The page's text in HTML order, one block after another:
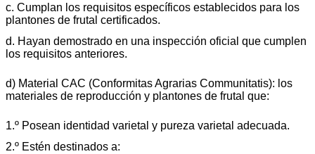
c. Cumplan los requisitos específicos establecidos para los
plantones de frutal certificados.
d. Hayan demostrado en una inspección oficial que cumplen
los requisitos anteriores.
d) Material CAC (Conformitas Agrarias Communitatis): los
materiales de reproducción y plantones de frutal que:
1.º Posean identidad varietal y pureza varietal adecuada.
2.º Estén destinados a: